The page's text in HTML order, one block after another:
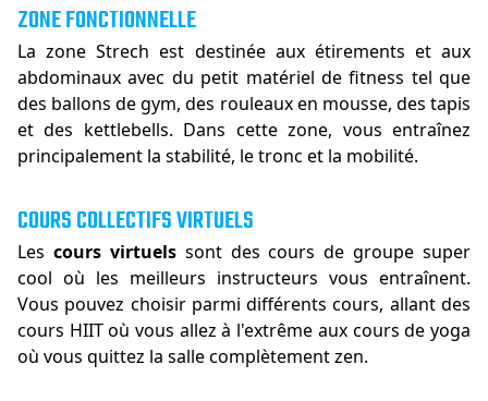
ZONE FONCTIONNELLE
La zone Strech est destinée aux étirements et aux
abdominaux avec du petit matériel de fitness tel que
des ballons de gym, des rouleaux en mousse, des tapis
et des kettlebells. Dans cette zone, vous entraînez
principalement la stabilité, le tronc et la mobilité.
COURS COLLECTIFS VIRTUELS
Les cours virtuelssont des cours de groupe super
cool où les meilleurs instructeurs vous entraînent.
Vous pouvez choisir parmi différents cours, allant des
cours HIIT où vous allez à l'extrême aux cours de yoga
où vous quittez la salle complètement zen.